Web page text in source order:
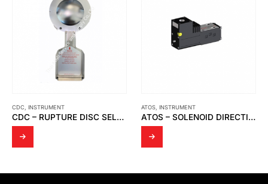
CDC – RUPTURE DISC SELECTION GUIDE
ATOS,INSTRUMENT
ATOS – SOLENOID DIRECTIONAL VALVES DHA
INSTRUMENT